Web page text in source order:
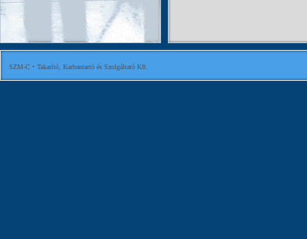
SZM-C • Takarító, Karbantartó és Szolgáltató Kft.